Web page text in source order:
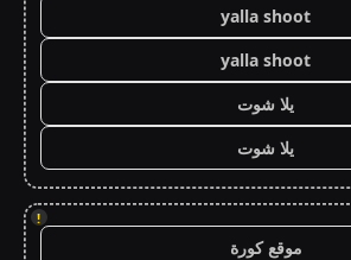
yalla shoot
yalla shoot
يلا شوت
يلا شوت
!
موقع كورة